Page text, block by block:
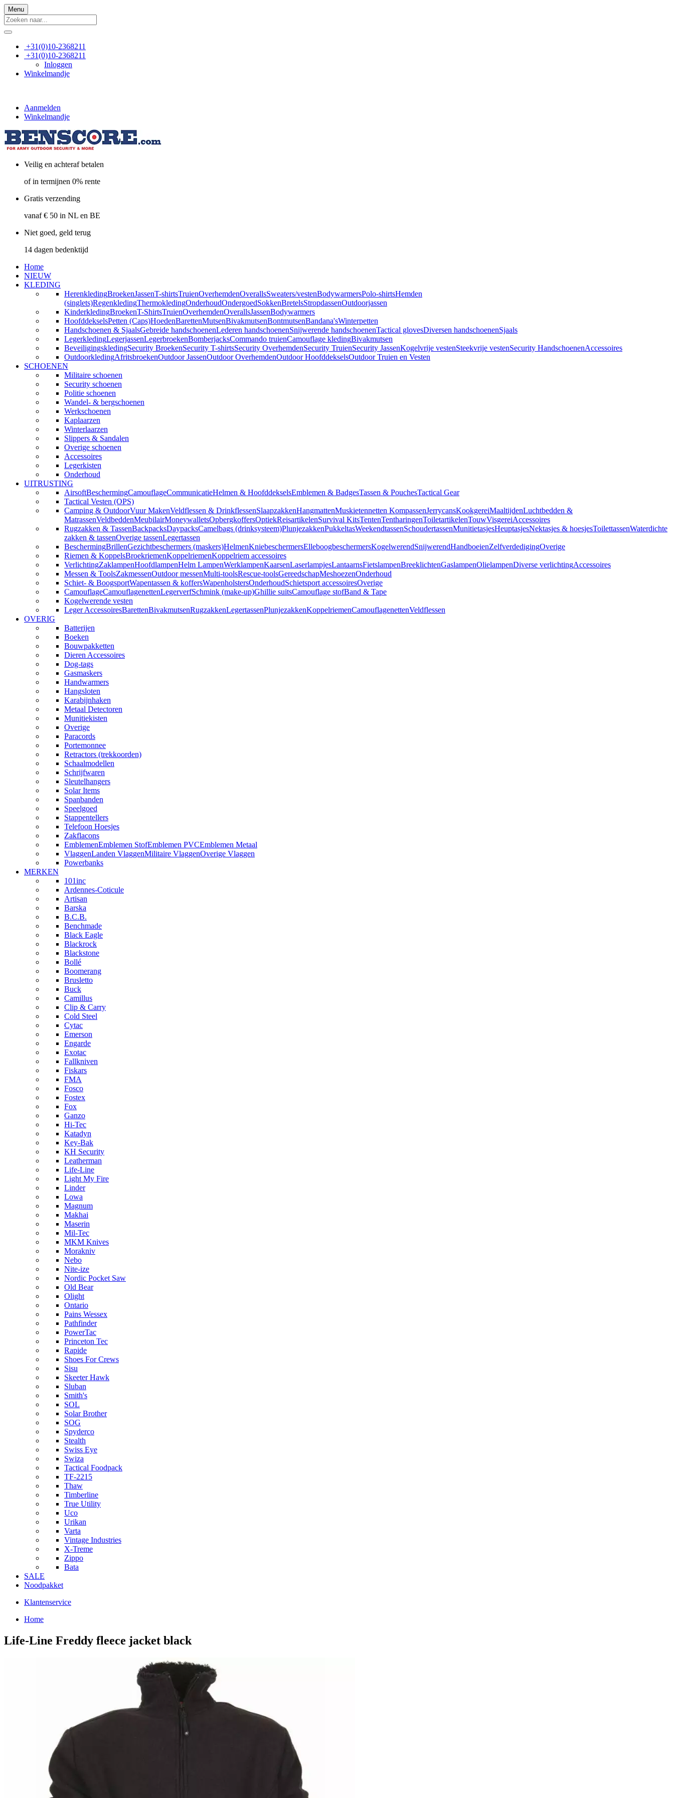
Menu
+31(0)10-2368211
+31(0)10-2368211
Inloggen
Winkelmandje
Aanmelden
Winkelmandje
Veilig en achteraf betalen
of in termijnen 0% rente
Gratis verzending
vanaf € 50 in NL en BE
Niet goed, geld terug
14 dagen bedenktijd
Home
NIEUW
KLEDING
HerenkledingBroekenJassenT-shirtsTruienOverhemdenOverallsSweaters/vestenBodywarmersPolo-shirtsHemden
(singlets)RegenkledingThermokledingOnderhoudOndergoedSokkenBretelsStropdassenOutdoorjassen
KinderkledingBroekenT-ShirtsTruienOverhemdenOverallsJassenBodywarmers
HoofddekselsPetten (Caps)HoedenBarettenMutsenBivakmutsenBontmutsenBandana'sWinterpetten
Handschoenen & SjaalsGebreide handschoenenLederen handschoenenSnijwerende handschoenenTactical glovesDiversen handschoenenSjaals
LegerkledingLegerjassenLegerbroekenBomberjacksCommando truienCamouflage kledingBivakmutsen
BeveiligingskledingSecurity BroekenSecurity T-shirtsSecurity OverhemdenSecurity TruienSecurity JassenKogelvrije vestenSteekvrije vestenSecurity HandschoenenAccessoires
OutdoorkledingAfritsbroekenOutdoor JassenOutdoor OverhemdenOutdoor HoofddekselsOutdoor Truien en Vesten
SCHOENEN
Militaire schoenen
Security schoenen
Politie schoenen
Wandel- & bergschoenen
Werkschoenen
Kaplaarzen
Winterlaarzen
Slippers & Sandalen
Overige schoenen
Accessoires
Legerkisten
Onderhoud
UITRUSTING
AirsoftBeschermingCamouflageCommunicatieHelmen & HoofddekselsEmblemen & BadgesTassen & PouchesTactical Gear
Tactical Vesten (OPS)
Camping & OutdoorVuur MakenVeldflessen & DrinkflessenSlaapzakkenHangmattenMuskietennetten KompassenJerrycansKookgereiMaaltijdenLuchtbedden &
MatrassenVeldbeddenMeubilairMoneywalletsOpbergkoffersOptiekReisartikelenSurvival KitsTentenTentharingenToiletartikelenTouwVisgereiAccessoires
Rugzakken & TassenBackpacksDaypacksCamelbags (drinksysteem)PlunjezakkenPukkeltasWeekendtassenSchoudertassenMunitietasjesHeuptasjesNektasjes & hoesjesToilettassenWaterdichte
zakken & tassenOverige tassenLegertassen
BeschermingBrillenGezichtbeschermers (maskers)HelmenKniebeschermersElleboogbeschermersKogelwerendSnijwerendHandboeienZelfverdedigingOverige
Riemen & KoppelsBroekriemenKoppelriemenKoppelriem accessoires
VerlichtingZaklampenHoofdlampenHelm LampenWerklampenKaarsenLaserlampjesLantaarnsFietslampenBreeklichtenGaslampenOlielampenDiverse verlichtingAccessoires
Messen & ToolsZakmessenOutdoor messenMulti-toolsRescue-toolsGereedschapMeshoezenOnderhoud
Schiet- & BoogsportWapentassen & koffersWapenholstersOnderhoudSchietsport accessoiresOverige
CamouflageCamouflagenettenLegerverfSchmink (make-up)Ghillie suitsCamouflage stofBand & Tape
Kogelwerende vesten
Leger AccessoiresBarettenBivakmutsenRugzakkenLegertassenPlunjezakkenKoppelriemenCamouflagenettenVeldflessen
OVERIG
Batterijen
Boeken
Bouwpakketten
Dieren Accessoires
Dog-tags
Gasmaskers
Handwarmers
Hangsloten
Karabijnhaken
Metaal Detectoren
Munitiekisten
Overige
Paracords
Portemonnee
Retractors (trekkoorden)
Schaalmodellen
Schrijfwaren
Sleutelhangers
Solar Items
Spanbanden
Speelgoed
Stappentellers
Telefoon Hoesjes
Zakflacons
EmblemenEmblemen StofEmblemen PVCEmblemen Metaal
VlaggenLanden VlaggenMilitaire VlaggenOverige Vlaggen
Powerbanks
MERKEN
101inc
Ardennes-Coticule
Artisan
Barska
B.C.B.
Benchmade
Black Eagle
Blackrock
Blackstone
Bollé
Boomerang
Brusletto
Buck
Camillus
Clip & Carry
Cold Steel
Cytac
Emerson
Engarde
Exotac
Fallkniven
Fiskars
FMA
Fosco
Fostex
Fox
Ganzo
Hi-Tec
Katadyn
Key-Bak
KH Security
Leatherman
Life-Line
Light My Fire
Linder
Lowa
Magnum
Makhai
Maserin
Mil-Tec
MKM Knives
Morakniv
Nebo
Nite-ize
Nordic Pocket Saw
Old Bear
Olight
Ontario
Pains Wessex
Pathfinder
PowerTac
Princeton Tec
Rapide
Shoes For Crews
Sisu
Skeeter Hawk
Sluban
Smith's
SOL
Solar Brother
SOG
Spyderco
Stealth
Swiss Eye
Swiza
Tactical Foodpack
TF-2215
Thaw
Timberline
True Utility
Uco
Urikan
Varta
Vintage Industries
X-Treme
Zippo
Bata
SALE
Noodpakket
Klantenservice
Home
Life-Line Freddy fleece jacket black